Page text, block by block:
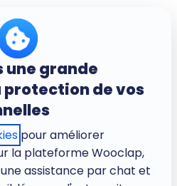
une grande
de vos
pour améliorer
la plateforme Wooclap,
assistance par chat et